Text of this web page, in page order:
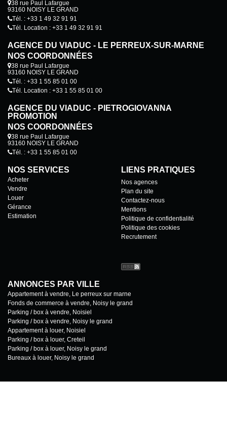
38 rue Paul Lafargue
93160 NOISY LE GRAND
Tél. : +33 1 49 32 91 91
Tél. Location : +33 1 49 32 91 91
AGENCE DU VIADUC - LE PERREUX-SUR-MARNE
NOS COORDONNÉES
38 rue Paul Lafargue
93160 NOISY LE GRAND
Tél. : +33 1 55 85 01 00
Tél. Location : +33 1 55 85 01 00
AGENCE DU VIADUC - PIETROGIOVANNA
PROMOTION
NOS COORDONNÉES
38 rue Paul Lafargue
93160 NOISY LE GRAND
Tél. : +33 1 55 85 01 00
NOS SERVICES
Acheter
Vendre
Louer
Gérance
Estimation
LIENS PRATIQUES
Nos agences
Plan du site
Contactez-nous
Mentions
Politique de confidentialité
Politique des cookies
Recrutement
ANNONCES PAR VILLE
Appartement à vendre, Le perreux sur marne
Fonds de commerce à vendre, Noisy le grand
Parking / box à vendre, Noisiel
Parking / box à vendre, Noisy le grand
Appartement à louer, Noisiel
Parking / box à louer, Creteil
Parking / box à louer, Noisy le grand
Bureaux à louer, Noisy le grand